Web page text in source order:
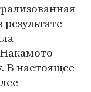
В настоящее